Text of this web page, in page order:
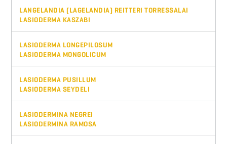
LANGELANDIA (LAGELANDIA) REITTERI TORRESSALAI
LASIODERMA KASZABI
LASIODERMA LONGEPILOSUM
LASIODERMA MONGOLICUM
LASIODERMA PUSILLUM
LASIODERMA SEYDELI
LASIODERMINA NEGREI
LASIODERMINA RAMOSA